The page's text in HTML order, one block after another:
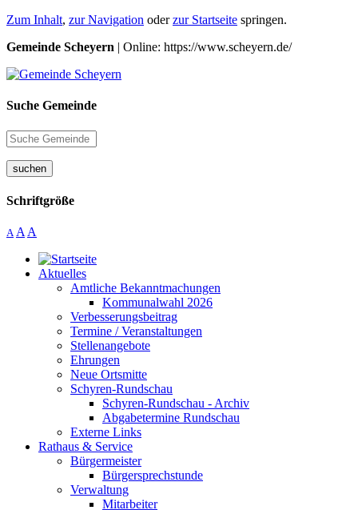
Zum Inhalt, zur Navigation oderzur Startseite springen.
Gemeinde Scheyern | Online: https://www.scheyern.de/
Suche Gemeinde
suchen
Schriftgröße
A A A
Aktuelles
Amtliche Bekanntmachungen
Kommunalwahl 2026
Verbesserungsbeitrag
Termine / Veranstaltungen
Stellenangebote
Ehrungen
Neue Ortsmitte
Schyren-Rundschau
Schyren-Rundschau - Archiv
Abgabetermine Rundschau
Externe Links
Rathaus & Service
Bürgermeister
Bürgersprechstunde
Verwaltung
Mitarbeiter